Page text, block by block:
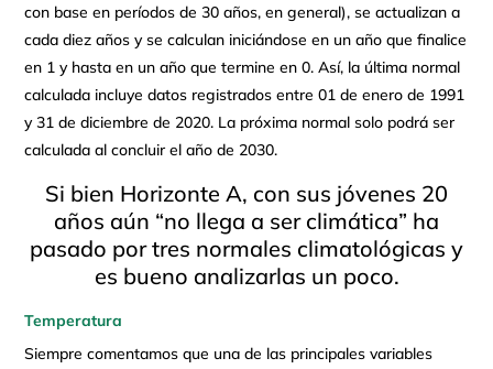
con base en períodos de 30 años, en general), se actualizan a
cada diez años y se calculan iniciándose en un año que finalice
en 1 y hasta en un año que termine en 0. Así, la última normal
calculada incluye datos registrados entre 01 de enero de 1991
y 31 de diciembre de 2020. La próxima normal solo podrá ser
calculada al concluir el año de 2030.
Si bien Horizonte A, con sus jóvenes 20
años aún “no llega a ser climática” ha
pasado por tres normales climatológicas y
es bueno analizarlas un poco.
Temperatura
Siempre comentamos que una de las principales variables